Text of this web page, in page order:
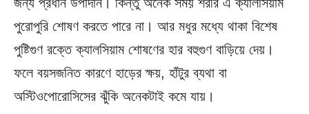
পুরোপুরি শোষণ করতে পারে না। আর মধুর মধ্যে থাকা বিশেষ
পুষ্টিগুণ রক্তে ক্যালসিয়াম শোষণের হার বহুগুণ বাড়িয়ে দেয়।
ফলে বয়সজনিত কারণে হাড়ের ক্ষয়, হাঁটুর ব্যথা বা
অস্টিওপোরোসিসের ঝুঁকি অনেকটাই কমে যায়।